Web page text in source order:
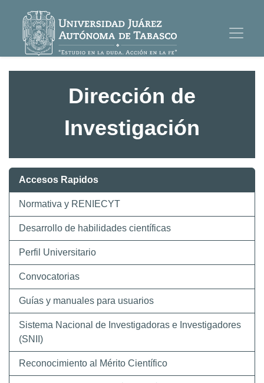
Dirección de
Investigación
Accesos Rapidos
Normativa y RENIECYT
Desarrollo de habilidades científicas
Perfil Universitario
Convocatorias
Guías y manuales para usuarios
Sistema Nacional de Investigadoras e Investigadores
(SNII)
Reconocimiento al Mérito Científico